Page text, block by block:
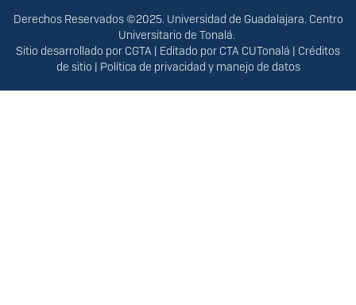
Derechos
Derechos Reservados ©2025. Universidad de Guadalajara. Centro
Universitario de Tonalá.
Sitio desarrollado por CGTA | Editado por CTA CUTonalá | Créditos
de sitio | Política de privacidad y manejo de datos